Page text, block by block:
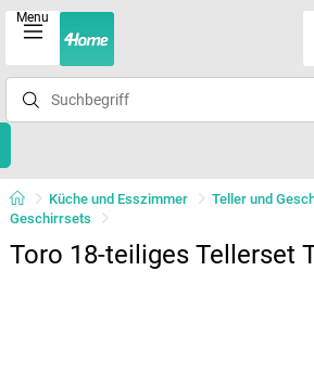
Menu
Küche und Esszimmer
Teller und
Geschirrsets
Toro 18-teiliges Tellerset